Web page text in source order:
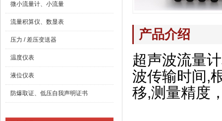
微小流量计、小流量
流量积算仪、数显表
压力 / 差压变送器
温度仪表
液位仪表
防爆取证、低压自我声明证书
产品介绍
超声波流量
波传输时间,
移,测量精度